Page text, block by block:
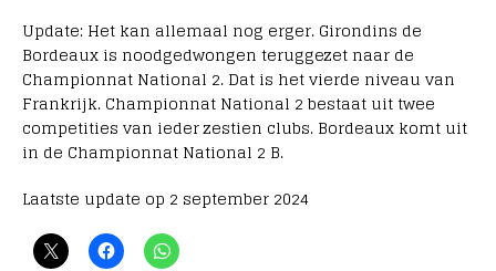
Update: Het kan allemaal nog erger. Girondins de
Bordeaux is noodgedwongen teruggezet naar de
Championnat National 2. Dat is het vierde niveau van
Frankrijk. Championnat National 2 bestaat uit twee
competities van ieder zestien clubs. Bordeaux komt uit
in de Championnat National 2 B.
Laatste update op 2 september 2024